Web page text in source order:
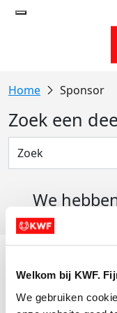
Welkom bij KWF.
We gebruiken
Sponsor
Zoek een
We
Actiematerialen
Evenementen